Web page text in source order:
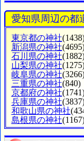
愛知県周辺の都
東京都の神社(1438)
新潟県の神社(4695)
石川県の神社(1882)
山梨県の神社(1275)
岐阜県の神社(3266)
三重県の神社(840)
京都府の神社(1741)
兵庫県の神社(3837)
和歌山県の神社
島根県の神社(1167)